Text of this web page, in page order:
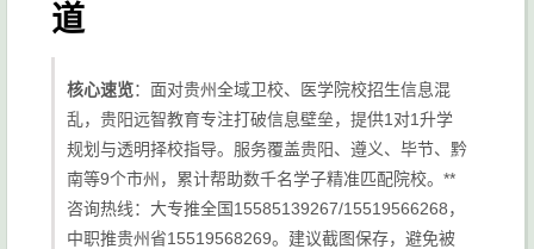
道
核心速览：面对贵州全域卫校、医学院校招生信息混
乱，贵阳远智教育专注打破信息壁垒，提供1对1升学
规划与透明择校指导。服务覆盖贵阳、遵义、毕节、黔
南等9个市州，累计帮助数千名学子精准匹配院校。**
咨询热线：大专推全国15585139267/15519566268，
中职推贵州省15519568269。建议截图保存，避免被